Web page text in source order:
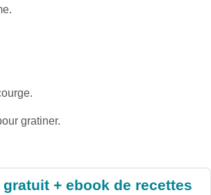
gratiner.
+ ebook de recettes